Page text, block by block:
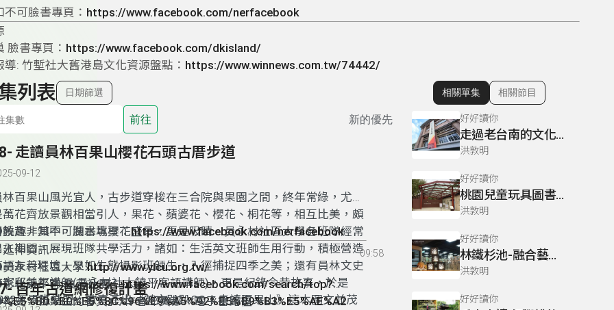
可臉書專頁： https://www.facebook.com/nerfacebook
書專頁： https://www.facebook.com/dkisland/
: 竹塹社大舊港島文化資源盤點： https://www.winnews.com.tw/74442/
列表 日期篩選
前往 新的優先
走讀員林百果山櫻花石頭古厝步道
09-12
林百果山風光宜人，古步道穿梭在三合院與果園之間，終年常綠，尤其
萬花齊放景觀相當引人，果花、蘋婆花、櫻花、桐花等，相互比美，頗
饒趣。其中，湖水坑櫻花盛景，更是吸睛。員永村社區大學各班隊經常
入期間，展現班隊共學活力，諸如：生活英文班師生用行動，積極營造
語友善環境；又如生態攝影班師生，入徑捕捉四季之美；還有員林文史
家邱美都講師(員永村社大饒平客語講師)，更是紀錄今昔故事，於是
年異班結盟，歡喜產出《英文趴趴GO！走讀百果山》這本圖文並茂
育非知不可臉書專頁：https://www.facebook.com/nerfacebook
延伸資訊
永村社區大學http://www.ylcu.org.tw/
化饒平客 臉書社團：https://www.facebook.com/search/top?
史「百果山的春天」/作者邱美都。電子書路徑→
09:58
百年古道網修復計畫
顯示相關單集
相關單集 相關節目
好好讀你
走過老台南的文化寶藏-臺南市立中西區圖書館
洪敦明
好好讀你
桃園兒童玩具圖書館
洪敦明
好好讀你
林鐵杉池-融合藝術與自然的嘉義市文化局圖書館
洪敦明
好好讀你